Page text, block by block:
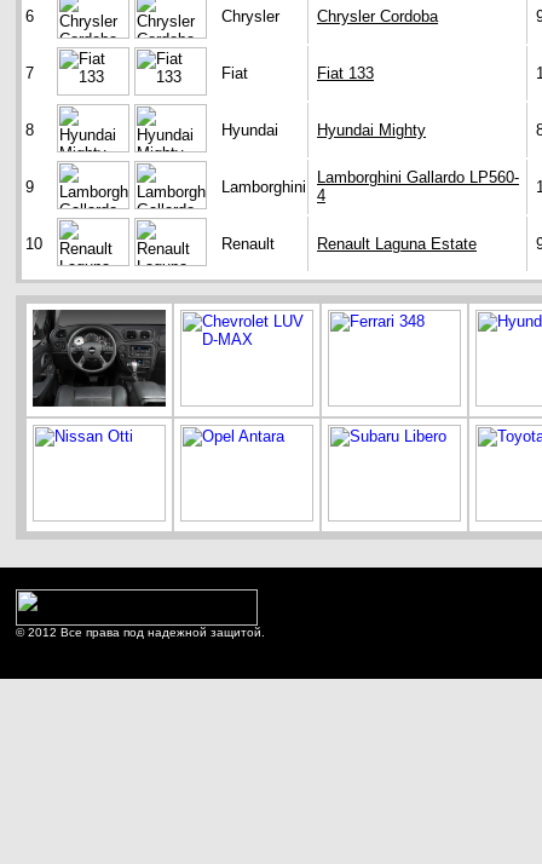
6 Chrysler Chrysler Cordoba
7 Fiat Fiat 133
8 Hyundai Hyundai Mighty
9 Lamborghini
Lamborghini Gallardo LP560-
4
10 Renault Renault Laguna Estate
© 2012 Все права под надежной защитой.